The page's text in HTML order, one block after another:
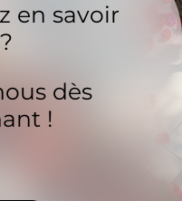
en savoir
dès
!